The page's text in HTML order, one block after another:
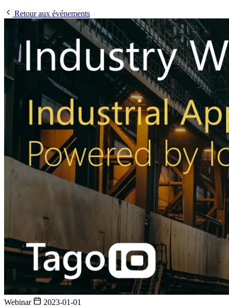
Retour aux événements
Webinar 2023-01-01